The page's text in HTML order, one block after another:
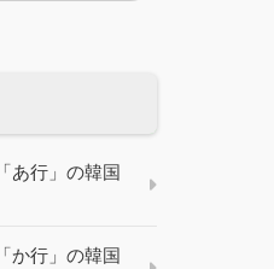
あ行」の韓国
か行」の韓国